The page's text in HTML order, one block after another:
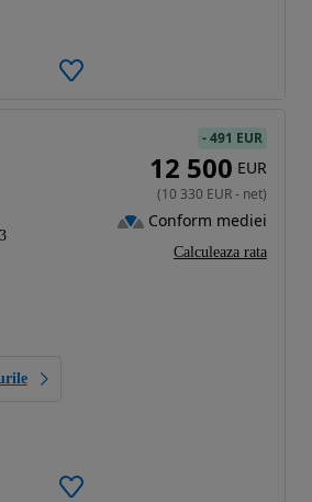
-491 EUR
12 500 EUR
(10 330 EUR- net)
Conform mediei
Calculeaza rata